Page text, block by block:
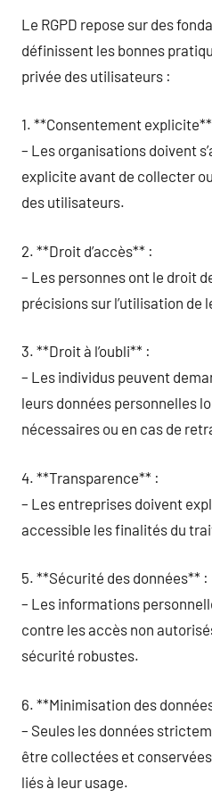
Le RGPD repose sur des
définissent les bonnes
privée des utilisateurs :
1. **Consentement
– Les organisations doivent
explicite avant de collecter
des utilisateurs.
2. **Droit d’accès** :
– Les personnes ont le droit
précisions sur l’utilisation de
3. **Droit à l’oubli** :
– Les individus peuvent
leurs données personnelles
nécessaires ou en cas de
4. **Transparence** :
– Les entreprises doivent
accessible les finalités du
5. **Sécurité des données** :
– Les informations
contre les accès non
sécurité robustes.
6. **Minimisation des
– Seules les données
être collectées et
liés à leur usage.